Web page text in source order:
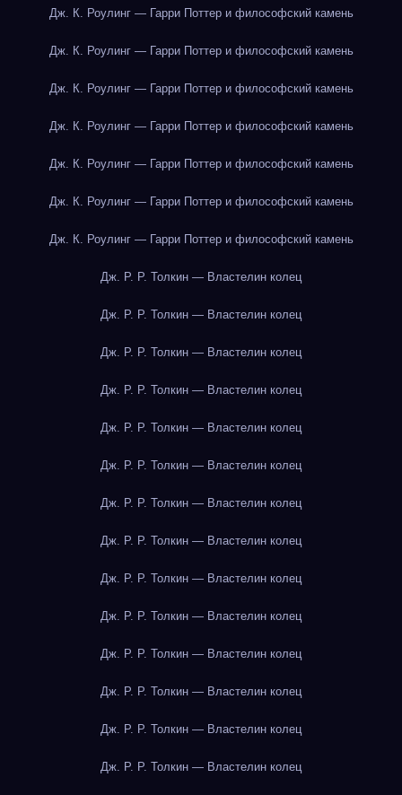
Дж. К. Роулинг — Гарри Поттер и философский камень
Дж. К. Роулинг — Гарри Поттер и философский камень
Дж. К. Роулинг — Гарри Поттер и философский камень
Дж. К. Роулинг — Гарри Поттер и философский камень
Дж. К. Роулинг — Гарри Поттер и философский камень
Дж. К. Роулинг — Гарри Поттер и философский камень
Дж. К. Роулинг — Гарри Поттер и философский камень
Дж. Р. Р. Толкин — Властелин колец
Дж. Р. Р. Толкин — Властелин колец
Дж. Р. Р. Толкин — Властелин колец
Дж. Р. Р. Толкин — Властелин колец
Дж. Р. Р. Толкин — Властелин колец
Дж. Р. Р. Толкин — Властелин колец
Дж. Р. Р. Толкин — Властелин колец
Дж. Р. Р. Толкин — Властелин колец
Дж. Р. Р. Толкин — Властелин колец
Дж. Р. Р. Толкин — Властелин колец
Дж. Р. Р. Толкин — Властелин колец
Дж. Р. Р. Толкин — Властелин колец
Дж. Р. Р. Толкин — Властелин колец
Дж. Р. Р. Толкин — Властелин колец